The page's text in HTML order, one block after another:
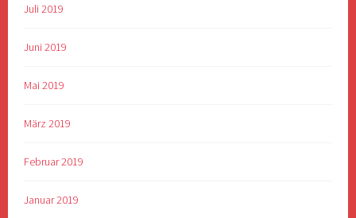
Juli 2019
Juni 2019
Mai 2019
März 2019
Februar 2019
Januar 2019